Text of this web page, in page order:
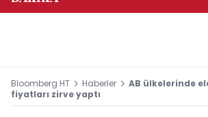
Bloomberg HT Haberler
AB ülkelerinde
fiyatları zirve yaptı